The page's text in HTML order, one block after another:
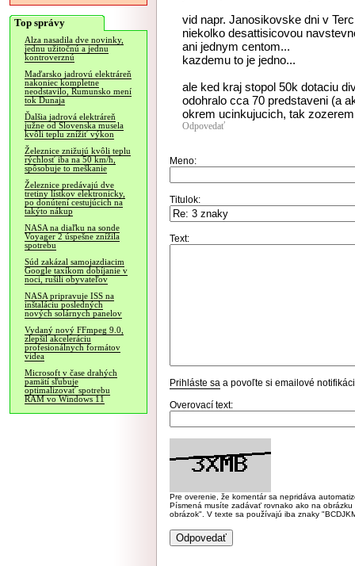
Top správy
Alza nasadila dve novinky,
jednu užitočnú a jednu
kontroverznú
Maďarsko jadrovú elektráreň
nakoniec kompletne
neodstavilo, Rumunsko mení
tok Dunaja
Ďalšia jadrová elektráreň
južne od Slovenska musela
kvôli teplu znížiť výkon
Železnice znižujú kvôli teplu
rýchlosť iba na 50 km/h,
spôsobuje to meškanie
Železnice predávajú dve
tretiny lístkov elektronicky,
po donútení cestujúcich na
takýto nákup
NASA na diaľku na sonde
Voyager 2 úspešne znížila
spotrebu
Súd zakázal samojazdiacim
Google taxíkom dobíjanie v
noci, rušili obyvateľov
NASA pripravuje ISS na
inštaláciu posledných
nových solárnych panelov
Vydaný nový FFmpeg 9.0,
zlepšil akceleráciu
profesionálnych formátov
videa
Microsoft v čase drahých
pamätí sľubuje
optimalizovať spotrebu
RAM vo Windows 11
vid napr. Janosikovske dni v
niekolko desattisicovou
ani jednym centom...
kazdemu to je jedno...
ale ked kraj stopol 50k dotaciu
odohralo cca 70 predstaveni (a
okrem ucinkujucich, tak
Odpovedať
Meno:
Titulok:
Text:
Prihláste sa a povoľte si emailové
Overovací text:
Pre overenie, že komentár sa nepridáva
Písmená musíte zadávať rovnako ako na
obrázok". V texte sa používajú iba znaky